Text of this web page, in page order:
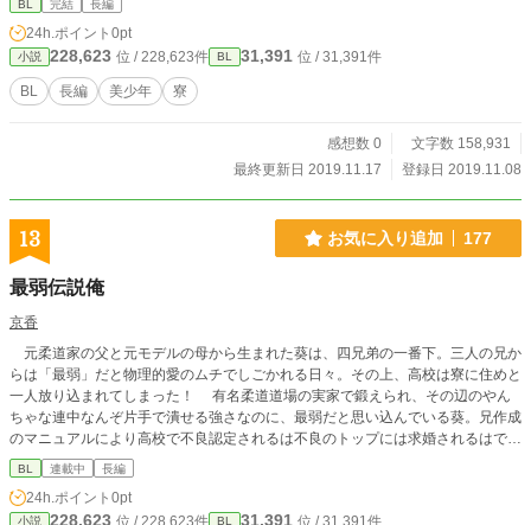
BL 完結 長編
24h.ポイント 0pt
小説 228,623 位 / 228,623件 BL 31,391 位 / 31,391件
BL 長編 美少年 寮
感想数 0
文字数 158,931
最終更新日 2019.11.17
登録日 2019.11.08
13 お気に入り追加 177
最弱伝説俺
京香
元柔道家の父と元モデルの母から生まれた葵は、四兄弟の一番下。三人の兄か
らは「最弱」だと物理的愛のムチでしごかれる日々。その上、高校は寮に住めと
一人放り込まれてしまった！ 有名柔道道場の実家で鍛えられ、その辺のやん
ちゃな連中なんぞ片手で潰せる強さなのに、最弱だと思い込んでいる葵。兄作成
のマニュアルにより高校で不良認定されるは不良のトップには求婚されるはで、
はたして無事高校を卒業出来るのか！？
BL 連載中 長編
24h.ポイント 0pt
小説 228,623 位 / 228,623件 BL 31,391 位 / 31,391件